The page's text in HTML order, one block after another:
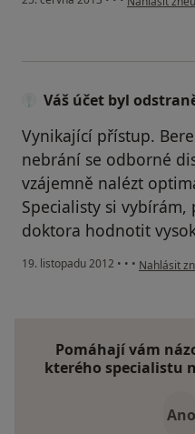
Váš účet byl
Vynikající přístup.
nebrání se odborné
vzájemně nalézt
Specialisty si
doktora hodnotit
19. listopadu 2012 • • • podle
Nahlásit
Pomáhají vám
kterého specialistu
Ano